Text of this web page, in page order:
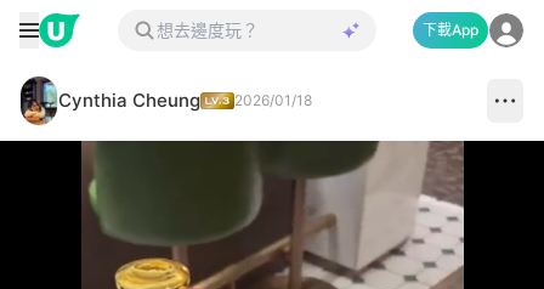
下載App
Cynthia Cheung 2026/01/18